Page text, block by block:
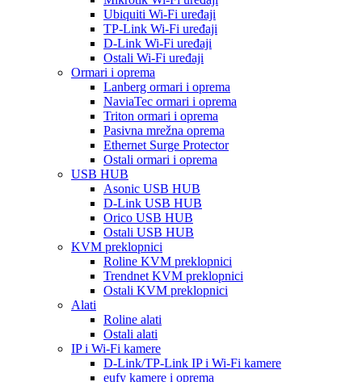
Ubiquiti Wi-Fi uređaji
TP-Link Wi-Fi uređaji
D-Link Wi-Fi uređaji
Ostali Wi-Fi uređaji
Ormari i oprema
Lanberg ormari i oprema
NaviaTec ormari i oprema
Triton ormari i oprema
Pasivna mrežna oprema
Ethernet Surge Protector
Ostali ormari i oprema
USB HUB
Asonic USB HUB
D-Link USB HUB
Orico USB HUB
Ostali USB HUB
KVM preklopnici
Roline KVM preklopnici
Trendnet KVM preklopnici
Ostali KVM preklopnici
Alati
Roline alati
Ostali alati
IP i Wi-Fi kamere
D-Link/TP-Link IP i Wi-Fi kamere
eufy kamere i oprema